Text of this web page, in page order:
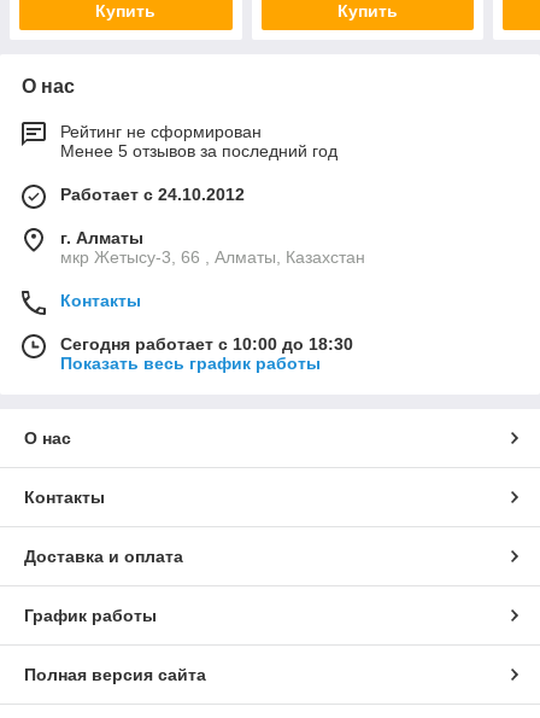
Купить Купить
О нас
Рейтинг не сформирован
Менее 5 отзывов за последний год
Работает с 24.10.2012
г. Алматы
мкр Жетысу-3, 66 , Алматы, Казахстан
Контакты
Сегодня работает с 10:00 до 18:30
Показать весь график работы
О нас
Контакты
Доставка и оплата
График работы
Полная версия сайта